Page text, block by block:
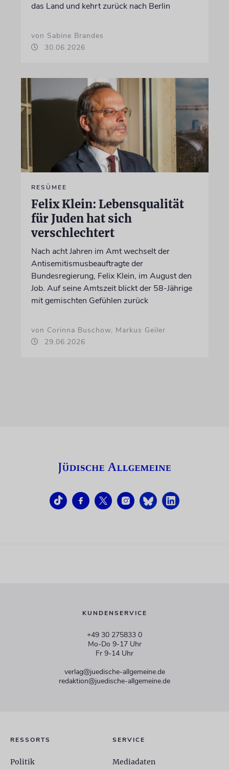
das Land und kehrt zurück nach Berlin
von Sabine Brandes
30.06.2026
RESÜMEE
Felix Klein: Lebensqualität
für Juden hat sich
verschlechtert
Nach acht Jahren im Amt wechselt der
Antisemitismusbeauftragte der
Bundesregierung, Felix Klein, im August den
Job. Auf seine Amtszeit blickt der 58-Jährige
mit gemischten Gefühlen zurück
von Corinna Buschow, Markus Geiler
29.06.2026
KUNDENSERVICE
+49 30 275833 0
Mo-Do 9-17 Uhr
Fr 9-14 Uhr
verlag@juedische-allgemeine.de
redaktion@juedische-allgemeine.de
RESSORTS
Politik
SERVICE
Mediadaten